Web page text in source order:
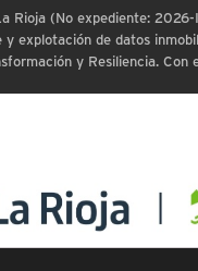
Rioja (No expediente:
explotación de datos
y Resiliencia. Con